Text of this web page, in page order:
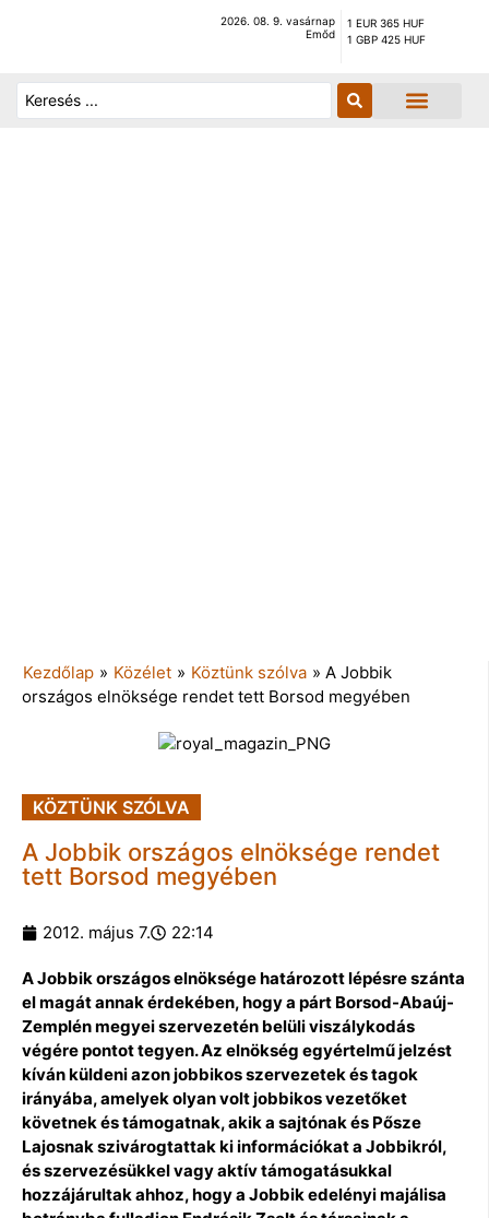
2026. 08. 9. vasárnap
Emőd
1 EUR 365 HUF
1 GBP 425 HUF
Kezdőlap » Közélet » Köztünk szólva » A Jobbik
országos elnöksége rendet tett Borsod megyében
KÖZTÜNK SZÓLVA
A Jobbik országos elnöksége rendet
tett Borsod megyében
2012. május 7. 22:14
A Jobbik országos elnöksége határozott lépésre szánta
el magát annak érdekében, hogy a párt Borsod-Abaúj-
Zemplén megyei szervezetén belüli viszálykodás
végére pontot tegyen. Az elnökség egyértelmű jelzést
kíván küldeni azon jobbikos szervezetek és tagok
irányába, amelyek olyan volt jobbikos vezetőket
követnek és támogatnak, akik a sajtónak és Pősze
Lajosnak szivárogtattak ki információkat a Jobbikról,
és szervezésükkel vagy aktív támogatásukkal
hozzájárultak ahhoz, hogy a Jobbik edelényi majálisa